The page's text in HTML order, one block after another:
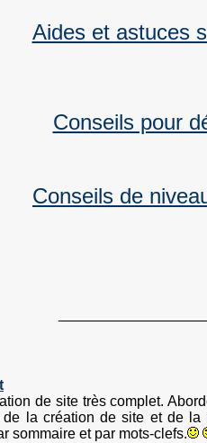
Aides et astuces
Conseils pour
Conseils de
de site très complet.
la création de site et de la
sommaire et par mots-clefs.